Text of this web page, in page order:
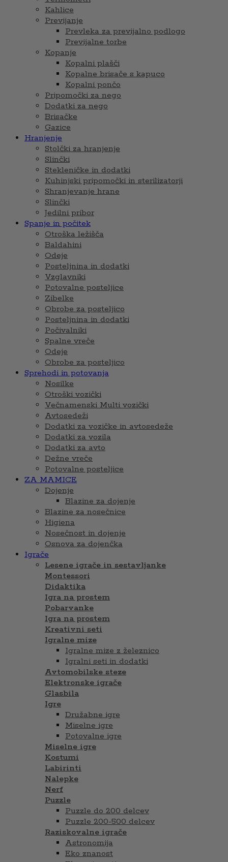
Kahlice
Previjanje
Prevleka za previjalno podlogo
Previjalne torbe
Kopanje
Kopalni plašči
Kopalne brisače s kapuco
Kopalni pončo
Pripomočki za nego
Dodatki za nego
Brisačke
Gazice
Hranjenje
Stolčki za hranjenje
Slinčki
Stekleničke in dodatki
Kuhinjski pripomočki in sterilizatorji
Shranjevanje hrane
Slinčki
Jedilni pribor
Spanje in počitek
Otroška ležišča
Baldahini
Odeje
Posteljnina in dodatki
Vzglavniki
Potovalne posteljice
Zibelke
Obrobe za posteljico
Posteljnina in dodatki
Počivalniki
Spalne vreče
Odeje
Obrobe za posteljico
Sprehodi in potovanja
Nosilke
Otroški vozički
Večnamenski Multi vozički
Avtosedeži
Dodatki za vozičke in avtosedeže
Dodatki za vozila
Dodatki za avto
Dežne vreče
Potovalne posteljice
ZA MAMICE
Dojenje
Blazine za dojenje
Blazine za nosečnice
Higiena
Nosečnost in dojenje
Osnova za dojenčka
Igrače
Lesene igrače in sestavljanke
Montessori
Didaktika
Igra na prostem
Pobarvanke
Igra na prostem
Kreativni seti
Igralne mize
Igralne mize z železnico
Igralni seti in dodatki
Avtomobilske steze
Elektronske igrače
Glasbila
Igre
Družabne igre
Miselne igre
Potovalne igre
Miselne igre
Kostumi
Labirinti
Nalepke
Nerf
Puzzle
Puzzle do 200 delcev
Puzzle 200-500 delcev
Raziskovalne igrače
Astronomija
Eko znanost